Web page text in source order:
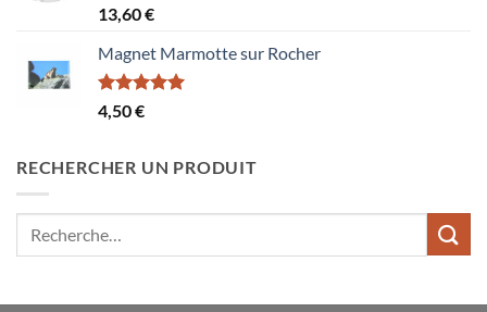
Note5.00
sur 5
13,60€
Magnet Marmotte sur Rocher
Note5.00
sur 5
4,50€
RECHERCHER UN PRODUIT